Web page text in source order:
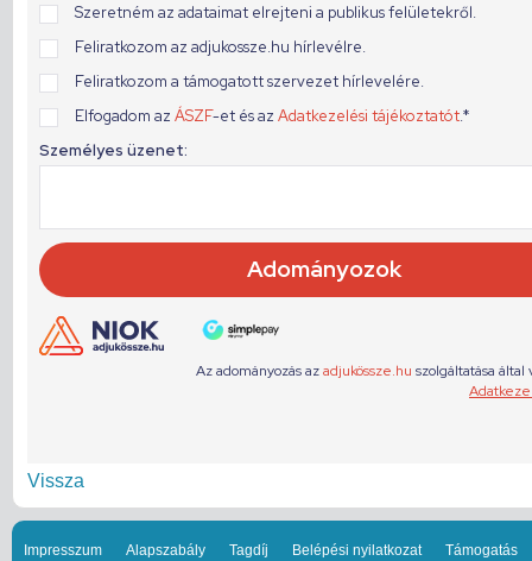
Vissza
Impresszum Alapszabály Tagdíj Belépési nyilatkozat Támogatás